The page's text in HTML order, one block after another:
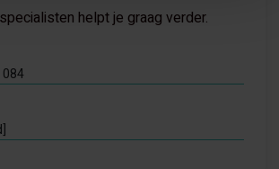
helpt je graag verder.